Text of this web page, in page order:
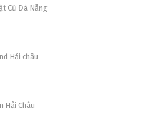
Cũ Đà Nẵng
Hải châu
Hải Châu